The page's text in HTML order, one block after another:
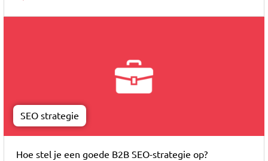
SEO strategie
Hoe stel je een goede B2B SEO-strategie op?